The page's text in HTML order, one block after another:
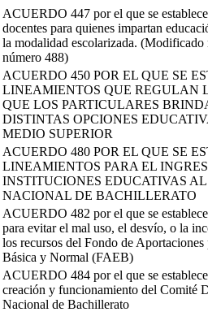
ACUERDO 447 por el que se
docentes para quienes impartan
la modalidad escolarizada. (Modificado
número 488)
ACUERDO 450 POR EL QUE SE
LINEAMIENTOS QUE REGULAN
QUE LOS PARTICULARES
DISTINTAS OPCIONES
MEDIO SUPERIOR
ACUERDO 480 POR EL QUE SE
LINEAMIENTOS PARA EL
INSTITUCIONES EDUCATIVAS
NACIONAL DE BACHILLERATO
ACUERDO 482 por el que se
para evitar el mal uso, el desvío, o la
los recursos del Fondo de Aportaciones
Básica y Normal (FAEB)
ACUERDO 484 por el que se
creación y funcionamiento del Comité
Nacional de Bachillerato